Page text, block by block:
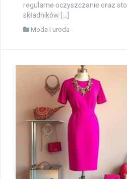
regularne oczyszczanie oraz
składników […]
Moda i uroda